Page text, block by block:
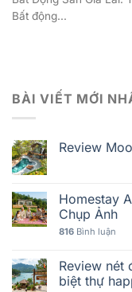
Bất động...
BÀI VIẾT MỚI
Review
Homestay
Chụp Ảnh
816 Bình luận
Review nét
biệt thự